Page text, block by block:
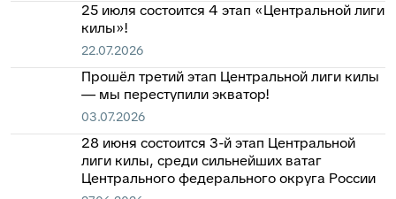
25 июля состоится 4 этап «Центральной лиги
килы»!
22.07.2026
Прошёл третий этап Центральной лиги килы
— мы переступили экватор!
03.07.2026
28 июня состоится 3-й этап Центральной
лиги килы, среди сильнейших ватаг
Центрального федерального округа России